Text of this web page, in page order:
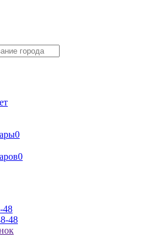
0
0
48
48